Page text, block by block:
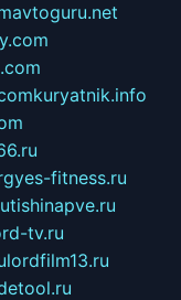
avtoguru.net
kuryatnik.info
yes-fitness.ru
tishinapve.ru
tv.ru
lordfilm13.ru